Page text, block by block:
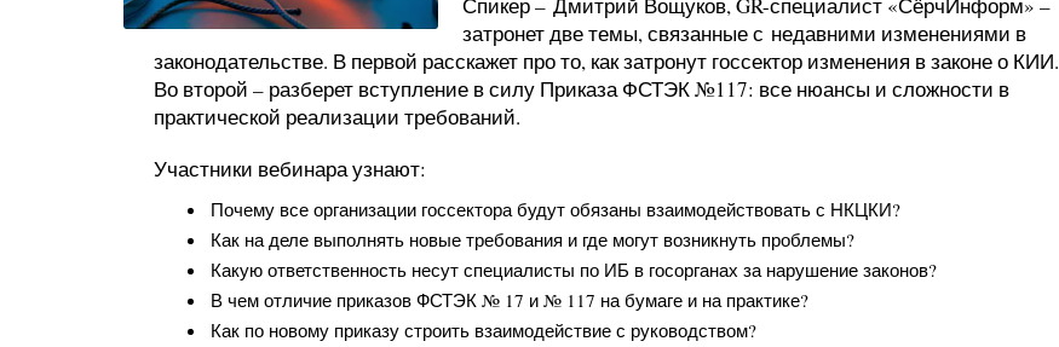
затронет две темы, связанные с недавними изменениями в
законодательстве. В первой расскажет про то, как затронут госсектор изменения в законе о КИИ.
Во второй – разберет вступление в силу Приказа ФСТЭК №117: все нюансы и сложности в
практической реализации требований.
Участники вебинара узнают:
Почему все организации госсектора будут обязаны взаимодействовать с НКЦКИ?
Как на деле выполнять новые требования и где могут возникнуть проблемы?
Какую ответственность несут специалисты по ИБ в госорганах за нарушение законов?
В чем отличие приказов ФСТЭК № 17 и № 117 на бумаге и на практике?
Как по новому приказу строить взаимодействие с руководством?